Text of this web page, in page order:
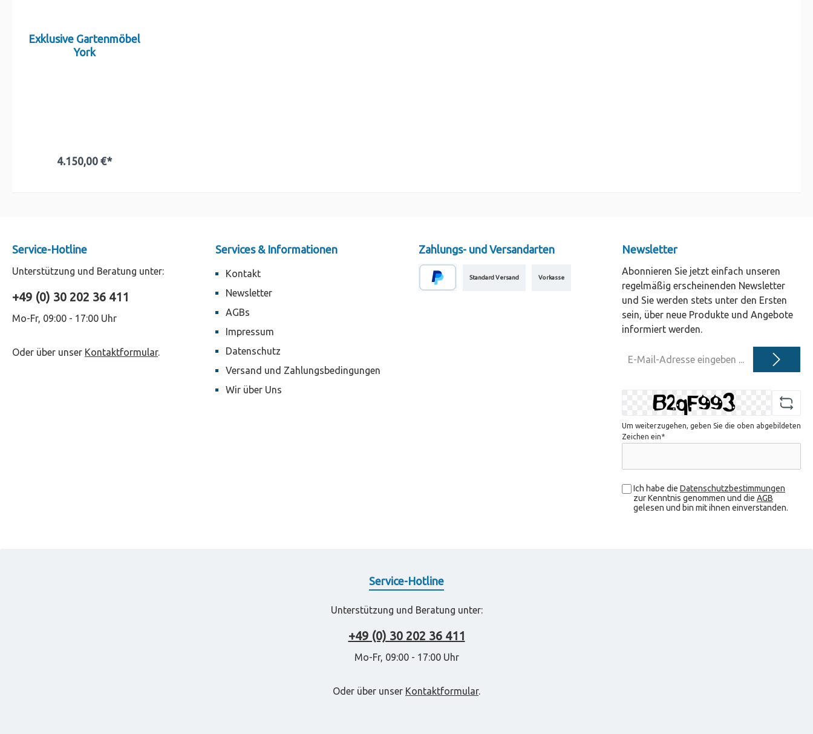
Exklusive Gartenmöbel
York
4.150,00 €*
Service-Hotline
Unterstützung und Beratung unter:
+49 (0) 30 202 36 411
Mo-Fr, 09:00 - 17:00 Uhr
Oder über unser Kontaktformular.
Services & Informationen
Kontakt
Newsletter
AGBs
Impressum
Datenschutz
Versand und Zahlungsbedingungen
Wir über Uns
Zahlungs- und Versandarten
Vorkasse
Standard Versand
Newsletter
Abonnieren Sie jetzt einfach unseren
regelmäßig erscheinenden Newsletter
und Sie werden stets unter den Ersten
sein, über neue Produkte und Angebote
informiert werden.
Mail-
Um weiterzugehen, geben Sie die oben abgebildeten
Zeichen ein*
Ich habe die Datenschutzbestimmungen
zur Kenntnis genommen und die AGB
gelesen und bin mit ihnen einverstanden.
Service-Hotline
Unterstützung und Beratung unter:
+49 (0) 30 202 36 411
Mo-Fr, 09:00 - 17:00 Uhr
Oder über unser Kontaktformular.